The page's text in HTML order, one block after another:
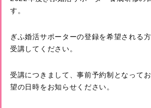
す。
ぎふ婚活サポーターの登録を希望される
受講してください。
受講につきまして、事前予約制となって
望の日時をお知らせください。